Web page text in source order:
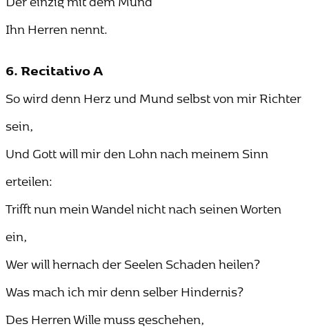
Ihn Herren nennt.
6. Recitativo A
So wird denn Herz und Mund selbst von mir Richter
sein,
Und Gott will mir den Lohn nach meinem Sinn
erteilen:
Trifft nun mein Wandel nicht nach seinen Worten
ein,
Wer will hernach der Seelen Schaden heilen?
Was mach ich mir denn selber Hindernis?
Des Herren Wille muss geschehen,